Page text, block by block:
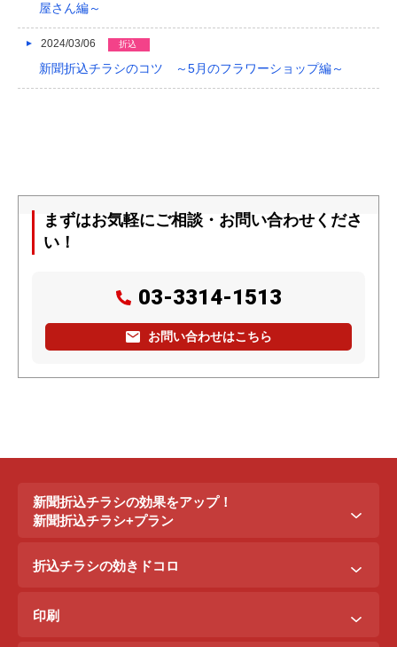
屋さん編～
2024/03/06 折込
新聞折込チラシのコツ ～5月のフラワーショップ編～
まずはお気軽にご相談・お問い合わせくださ
い！
03-3314-1513
お問い合わせはこちら
新聞折込チラシの効果をアップ！
新聞折込チラシ+プラン
新聞折込チラシ＋ポステイング
折込チラシ＋駅看板
折込チラシの効きドコロ
折込配布効きドコロ
印刷